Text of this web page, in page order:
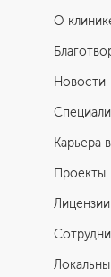
О
Новости
Карьера
Проекты